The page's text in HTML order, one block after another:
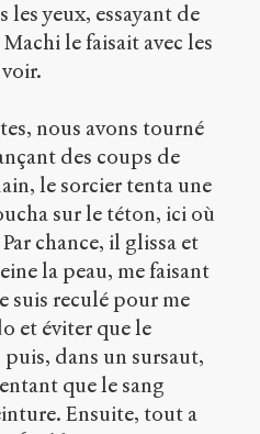
yeux, essayant de
le faisait avec les
nous avons tourné
des coups de
le sorcier tenta une
sur le téton, ici où
chance, il glissa et
la peau, me faisant
suis reculé pour me
et éviter que le
puis, dans un sursaut,
que le sang
Ensuite, tout a